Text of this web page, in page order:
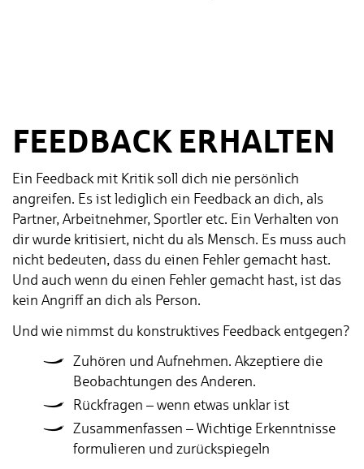
FEEDBACK ERHALTEN
Ein Feedback mit Kritik soll dich nie persönlich
angreifen. Es ist lediglich ein Feedback an dich, als
Partner, Arbeitnehmer, Sportler etc. Ein Verhalten von
dir wurde kritisiert, nicht du als Mensch. Es muss auch
nicht bedeuten, dass du einen Fehler gemacht hast.
Und auch wenn du einen Fehler gemacht hast, ist das
kein Angriff an dich als Person.
Und wie nimmst du konstruktives Feedback entgegen?
Zuhören und Aufnehmen. Akzeptiere die
Beobachtungen des Anderen.
Rückfragen – wenn etwas unklar ist
Zusammenfassen – Wichtige Erkenntnisse
formulieren und zurückspiegeln